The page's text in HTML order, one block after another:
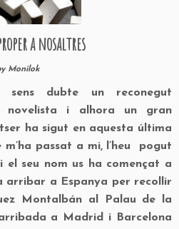
a nosaltres
Monilok
sens dubte un reconegut
novelista i alhora un gran
ha sigut en aquesta última
passat a mi, l’heu pogut
el seu nom us ha començat a
arribar a Espanya per recollir
Montalbán al Palau de la
a Madrid i Barcelona